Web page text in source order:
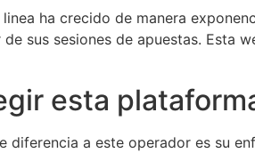
ha crecido de manera
sus sesiones de apuestas. Esta
esta
diferencia a este operador es su